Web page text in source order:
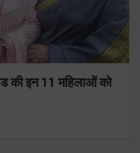
की इन 11 महिलाओं को